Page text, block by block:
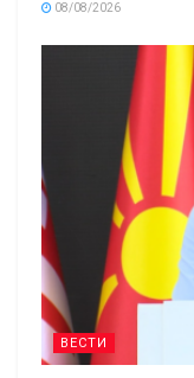
08/08/2026
ВЕСТИ